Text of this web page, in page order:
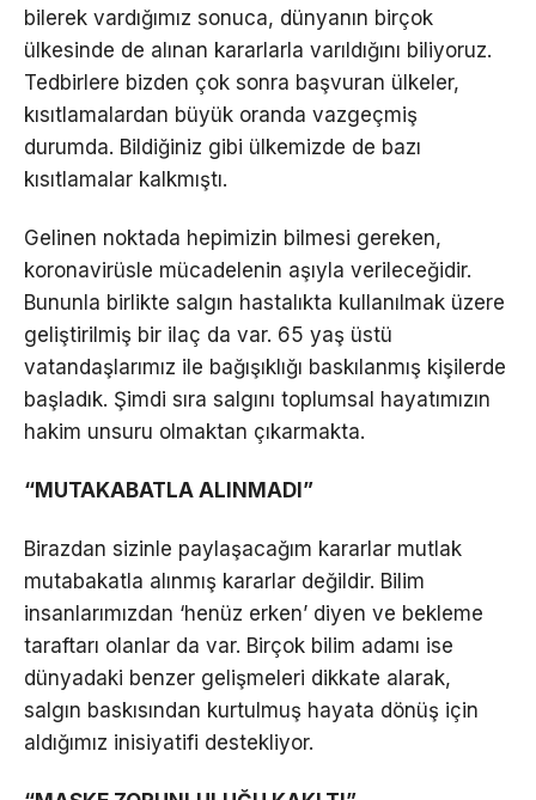
bilerek vardığımız sonuca, dünyanın birçok
ülkesinde de alınan kararlarla varıldığını biliyoruz.
Tedbirlere bizden çok sonra başvuran ülkeler,
kısıtlamalardan büyük oranda vazgeçmiş
durumda. Bildiğiniz gibi ülkemizde de bazı
kısıtlamalar kalkmıştı.
Gelinen noktada hepimizin bilmesi gereken,
koronavirüsle mücadelenin aşıyla verileceğidir.
Bununla birlikte salgın hastalıkta kullanılmak üzere
geliştirilmiş bir ilaç da var. 65 yaş üstü
vatandaşlarımız ile bağışıklığı baskılanmış kişilerde
başladık. Şimdi sıra salgını toplumsal hayatımızın
hakim unsuru olmaktan çıkarmakta.
“MUTAKABATLA ALINMADI”
Birazdan sizinle paylaşacağım kararlar mutlak
mutabakatla alınmış kararlar değildir. Bilim
insanlarımızdan ‘henüz erken’ diyen ve bekleme
taraftarı olanlar da var. Birçok bilim adamı ise
dünyadaki benzer gelişmeleri dikkate alarak,
salgın baskısından kurtulmuş hayata dönüş için
aldığımız inisiyatifi destekliyor.